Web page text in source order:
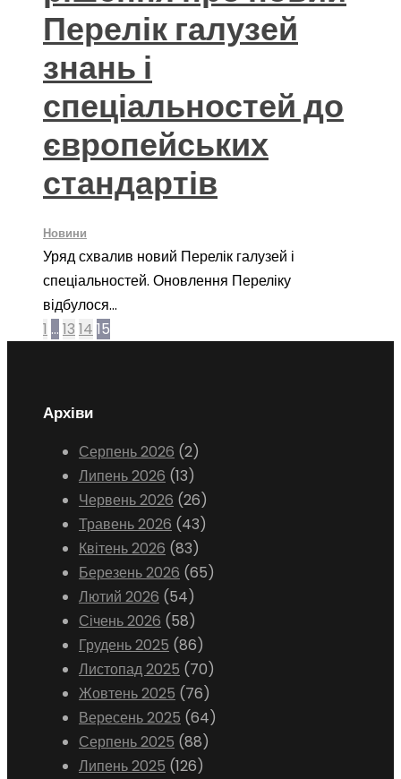
Перелік галузей
знань і
спеціальностей до
європейських
стандартів
Новини
Уряд схвалив новий Перелік галузей і
спеціальностей. Оновлення Переліку
відбулося...
1 … 13 14 15
Архіви
Серпень 2026 (2)
Липень 2026 (13)
Червень 2026 (26)
Травень 2026 (43)
Квітень 2026 (83)
Березень 2026 (65)
Лютий 2026 (54)
Січень 2026 (58)
Грудень 2025 (86)
Листопад 2025 (70)
Жовтень 2025 (76)
Вересень 2025 (64)
Серпень 2025 (88)
Липень 2025 (126)